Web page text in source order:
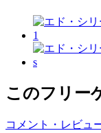
このフリー
コメント・レビュ